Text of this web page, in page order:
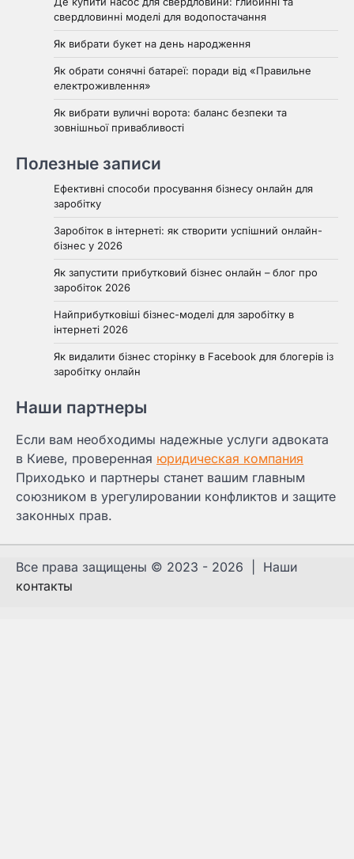
свердловинні моделі для водопостачання
Як вибрати букет на день народження
Як обрати сонячні батареї: поради від «Правильне
електроживлення»
Як вибрати вуличні ворота: баланс безпеки та
зовнішньої привабливості
Полезные записи
Ефективні способи просування бізнесу онлайн для
заробітку
Заробіток в інтернеті: як створити успішний онлайн-
бізнес у 2026
Як запустити прибутковий бізнес онлайн – блог про
заробіток 2026
Найприбутковіші бізнес-моделі для заробітку в
інтернеті 2026
Як видалити бізнес сторінку в Facebook для блогерів із
заробітку онлайн
Наши партнеры
Если вам необходимы надежные услуги адвоката
в Киеве, проверенная юридическая компания
Приходько и партнеры станет вашим главным
союзником в урегулировании конфликтов и защите
законных прав.
Все права защищены © 2023 - 2026 | Наши
контакты